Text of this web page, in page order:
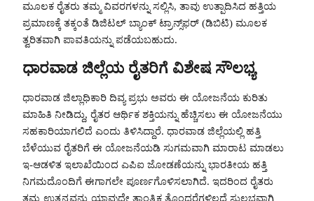
ಮೂಲಕ ರೈತರು ತಮ್ಮ ವಿವರಗಳನ್ನು ಸಲ್ಲಿಸಿ, ತಾವು ಉತ್ಪಾದಿಸಿದ ಹತ್ತಿಯ
ಪ್ರಮಾಣಕ್ಕೆ ತಕ್ಕಂತೆ ಡಿಜಿಟಲ್ ಬ್ಯಾಂಕ್ ಟ್ರಾನ್ಸ್‌ಫರ್ (ಡಿಬಿಟಿ) ಮೂಲಕ
ತ್ವರಿತವಾಗಿ ಪಾವತಿಯನ್ನು ಪಡೆಯಬಹುದು.
ಧಾರವಾಡ ಜಿಲ್ಲೆಯ ರೈತರಿಗೆ ವಿಶೇಷ ಸೌಲಭ್ಯ
ಧಾರವಾಡ ಜಿಲ್ಲಾಧಿಕಾರಿ ದಿವ್ಯ ಪ್ರಭು ಅವರು ಈ ಯೋಜನೆಯ ಕುರಿತು
ಮಾಹಿತಿ ನೀಡಿದ್ದು, ರೈತರ ಆರ್ಥಿಕ ಶಕ್ತಿಯನ್ನು ಹೆಚ್ಚಿಸಲು ಈ ಯೋಜನೆಯು
ಸಹಕಾರಿಯಾಗಲಿದೆ ಎಂದು ತಿಳಿಸಿದ್ದಾರೆ. ಧಾರವಾಡ ಜಿಲ್ಲೆಯಲ್ಲಿ ಹತ್ತಿ
ಬೆಳೆಯುವ ರೈತರಿಗೆ ಈ ಯೋಜನೆಯಡಿ ಸುಗಮವಾಗಿ ಮಾರಾಟ ಮಾಡಲು
ಇ-ಆಡಳಿತ ಇಲಾಖೆಯಿಂದ ಎಪಿಐ ಜೋಡಣೆಯನ್ನು ಭಾರತೀಯ ಹತ್ತಿ
ನಿಗಮದೊಂದಿಗೆ ಈಗಾಗಲೇ ಪೂರ್ಣಗೊಳಿಸಲಾಗಿದೆ. ಇದರಿಂದ ರೈತರು
ತಮ್ಮ ಉತ್ಪನ್ನವನ್ನು ಯಾವುದೇ ತಾಂತ್ರಿಕ ತೊಂದರೆಗಳಿಲ್ಲದೆ ಸುಲಭವಾಗಿ